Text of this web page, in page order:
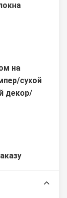
на
сухой
декор/